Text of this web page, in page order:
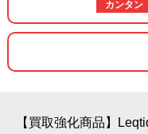
カンタン
【買取強化商品】